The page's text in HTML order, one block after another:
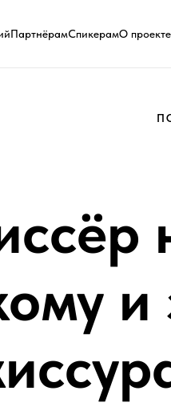
ПартнёрамСпикерамО проекте